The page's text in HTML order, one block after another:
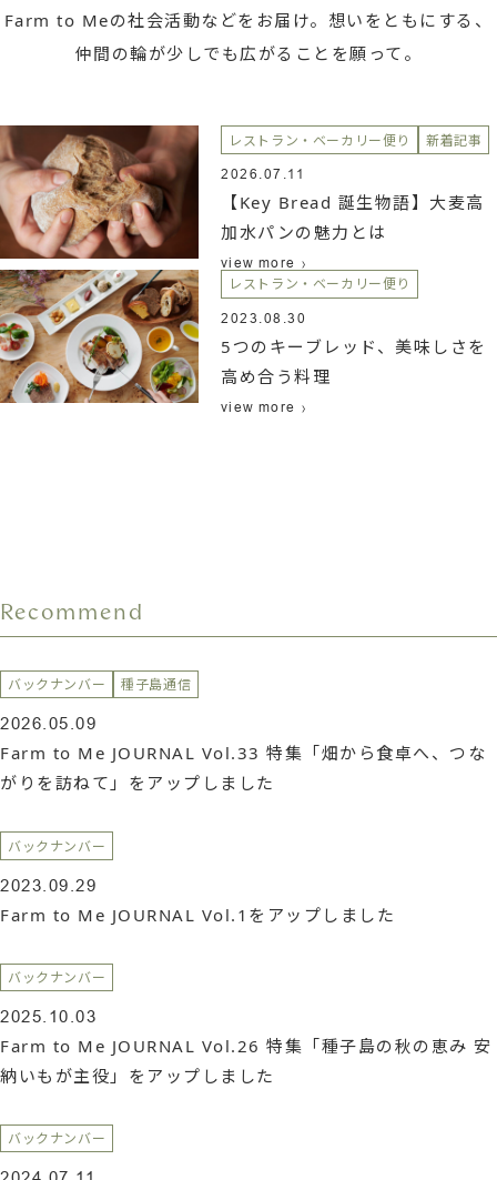
Farm to Meの社会活動などを お届け。 想いをともにする、
仲間の輪が少しでも広がることを願って。
【Key Bread 誕生物語】大麦高
加水パンの魅力とは
2026.07.11
レストラン・ベーカリー便り 新着記事
view more
5つのキーブレッド、美味しさを
高め合う料理
2023.08.30
レストラン・ベーカリー便り
view more
Recommend
バックナンバー 種子島通信
2026.05.09
Farm to Me JOURNAL Vol.33 特集「畑から食卓へ、つな
がりを訪ねて」をアップしました
バックナンバー
2023.09.29
Farm to Me JOURNAL Vol.1をアップしました
バックナンバー
2025.10.03
Farm to Me JOURNAL Vol.26 特集「種子島の秋の恵み 安
納いもが主役」をアップしました
バックナンバー